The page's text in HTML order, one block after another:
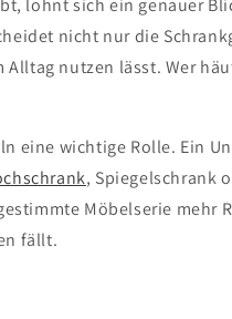
lohnt sich ein genauer
nicht nur die
nutzen lässt. Wer
eine wichtige Rolle. Ein
, Spiegelschrank
Möbelserie mehr
fällt.